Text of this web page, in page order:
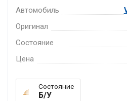
Автомобиль
Оригинал
Состояние
Цена
Состояние
Б/У